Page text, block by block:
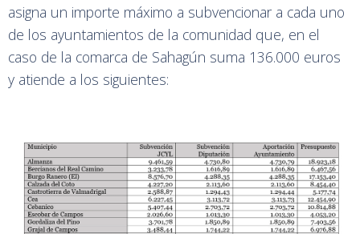
asigna un importe máximo a subvencionar a cada uno
de los ayuntamientos de la comunidad que, en el
caso de la comarca de Sahagún suma 136.000 euros
y atiende a los siguientes: